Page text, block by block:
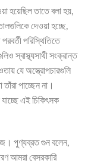
হয়েছিল তাতে বলা হয়,
দেওয়া হচ্ছে,
পরিস্থিতিতে
স্বাস্থ্যসাথী সংক্রান্ত
যে অস্ত্রোপচারগুলি
পাচ্ছেন না।
এই চিকিৎসক
পুণ্যব্রত গুন বলেন,
আমরা বেসরকারি